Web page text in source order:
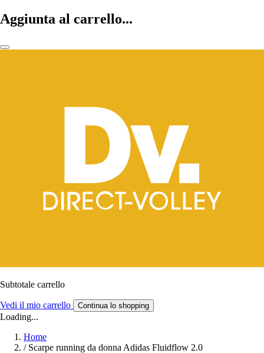
Aggiunta al carrello...
Subtotale carrello
Vedi il mio carrello Continua lo shopping
Loading...
Home
/ Scarpe running da donna Adidas Fluidflow 2.0